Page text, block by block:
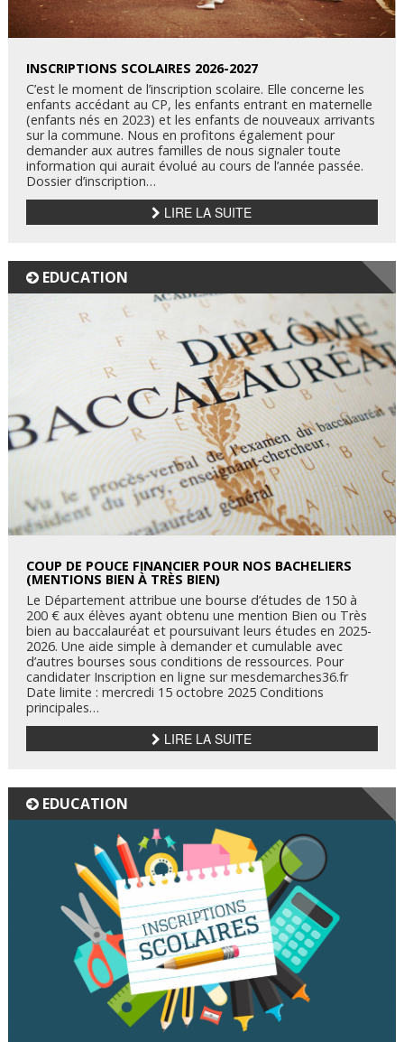
INSCRIPTIONS SCOLAIRES 2026-2027
C’est le moment de l’inscription scolaire. Elle concerne les
enfants accédant au CP, les enfants entrant en maternelle
(enfants nés en 2023) et les enfants de nouveaux arrivants
sur la commune. Nous en profitons également pour
demander aux autres familles de nous signaler toute
information qui aurait évolué au cours de l’année passée.
Dossier d’inscription…
LIRE LA SUITE
EDUCATION
COUP DE POUCE FINANCIER POUR NOS BACHELIERS
(MENTIONS BIEN À TRÈS BIEN)
Le Département attribue une bourse d’études de 150 à
200 € aux élèves ayant obtenu une mention Bien ou Très
bien au baccalauréat et poursuivant leurs études en 2025-
2026. Une aide simple à demander et cumulable avec
d’autres bourses sous conditions de ressources. Pour
candidater Inscription en ligne sur mesdemarches36.fr
Date limite : mercredi 15 octobre 2025 Conditions
principales…
LIRE LA SUITE
EDUCATION